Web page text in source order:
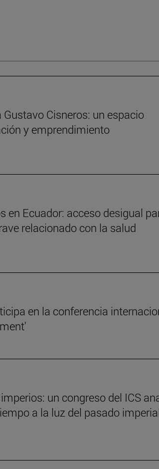
Cisneros: un espacio
y emprendimiento
en Ecuador: acceso desigual
relacionado con la salud
en la conferencia
un congreso del ICS
a la luz del pasado